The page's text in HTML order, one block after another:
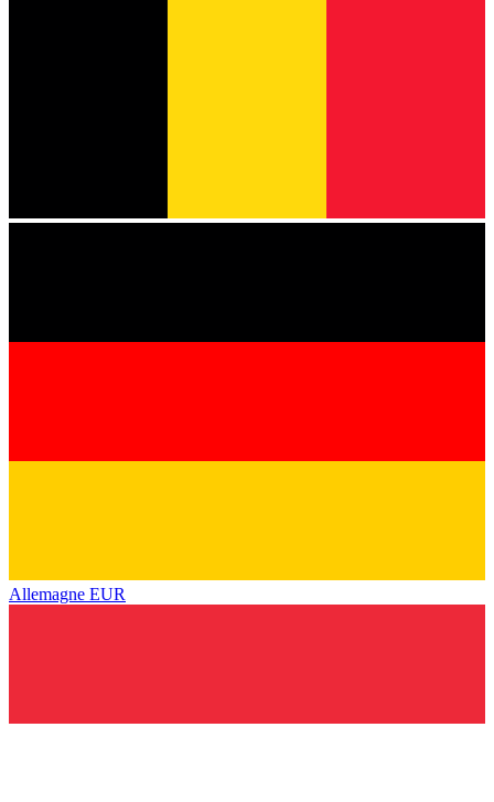
Allemagne EUR